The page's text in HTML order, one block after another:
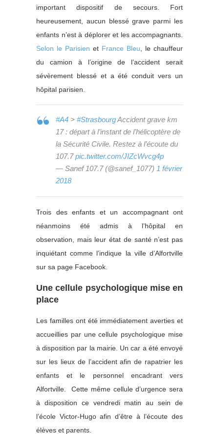
important dispositif de secours. Fort
heureusement, aucun blessé grave parmi les
enfants n’est à déplorer et les accompagnants.
Selon le Parisien et France Bleu, le chauffeur
du camion à l’origine de l’accident serait
sévèrement blessé et a été conduit vers un
hôpital parisien.
#A4 > #StrasbourgAccident grave km
17 : départ à l’instant de l’hélicoptère de
la Sécurité Civile. Restez à l’écoute du
107.7pic.twitter.com/JIZcWvcg4p
— Sanef 107.7 (@sanef_1077) 1 février
2018
Trois des enfants et un accompagnant ont
néanmoins été admis à l’hôpital en
observation, mais leur état de santé n’est pas
inquiétant comme l’indique la ville d’Alfortville
sur sa page Facebook.
Une cellule psychologique mise en
place
Les familles ont été immédiatement averties et
accueillies par une cellule psychologique mise
à disposition par la mairie. Un car a été envoyé
sur les lieux de l’accident afin de rapatrier les
enfants et le personnel encadrant vers
Alfortville. Cette même cellule d’urgence sera
à disposition ce vendredi matin au sein de
l’école Victor-Hugo afin d’être à l’écoute des
élèves et parents.